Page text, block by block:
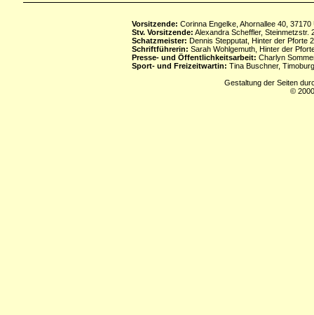
Vorsitzende: Corinna Engelke, Ahornallee 40,
Stv. Vorsitzende: Alexandra Scheffler, Steinmetzstr.
Schatzmeister: Dennis Stepputat, Hinter der Pforte
Schriftführerin: Sarah Wohlgemuth, Hinter der
Presse- und Öffentlichkeitsarbeit: Charlyn
Sport- und Freizeitwartin: Tina Buschner,
Gestaltung der Seiten
©